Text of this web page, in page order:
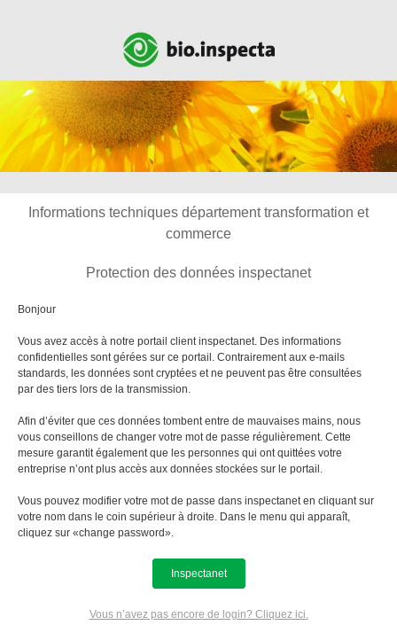
Informations techniques département transformation et
commerce
Protection des données inspectanet
Bonjour
Vous avez accès à notre portail client inspectanet. Des informations
confidentielles sont gérées sur ce portail. Contrairement aux e-mails
standards, les données sont cryptées et ne peuvent pas être consultées
par des tiers lors de la transmission.
Afin d’éviter que ces données tombent entre de mauvaises mains, nous
vous conseillons de changer votre mot de passe régulièrement. Cette
mesure garantit également que les personnes qui ont quittées votre
entreprise n’ont plus accès aux données stockées sur le portail.
Vous pouvez modifier votre mot de passe dans inspectanet en cliquant sur
votre nom dans le coin supérieur à droite. Dans le menu qui apparaît,
cliquez sur «change password».
Inspectanet
Vous n’avez pas encore de login? Cliquez ici.